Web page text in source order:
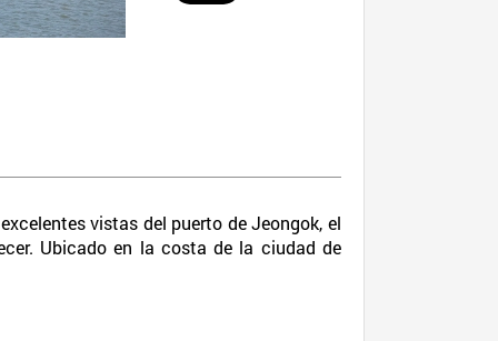
vistas del puerto de Jeongok, el
Ubicado en la costa de la ciudad de